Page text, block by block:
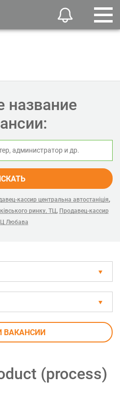
название
кассир центральна автостаніція,
ринку, ТЦ, Продавец-кассир
Любава
ВАКАНСИИ
(process)